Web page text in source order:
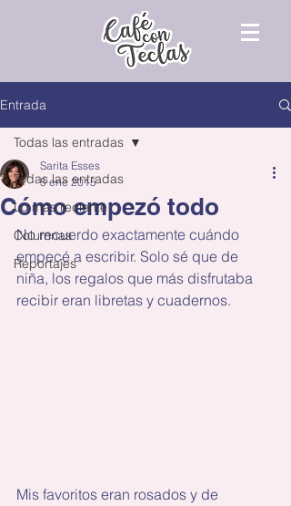
Entrada
Todas las entradas
Lo más reciente
Columnas
Reportajes
Todas las entradas
Cómo empezó todo
Sarita Esses
5 ene 2015
No recuerdo exactamente cuándo
empecé a escribir. Solo sé que de
niña, los regalos que más disfrutaba
recibir eran libretas y cuadernos.
Mis favoritos eran rosados y de